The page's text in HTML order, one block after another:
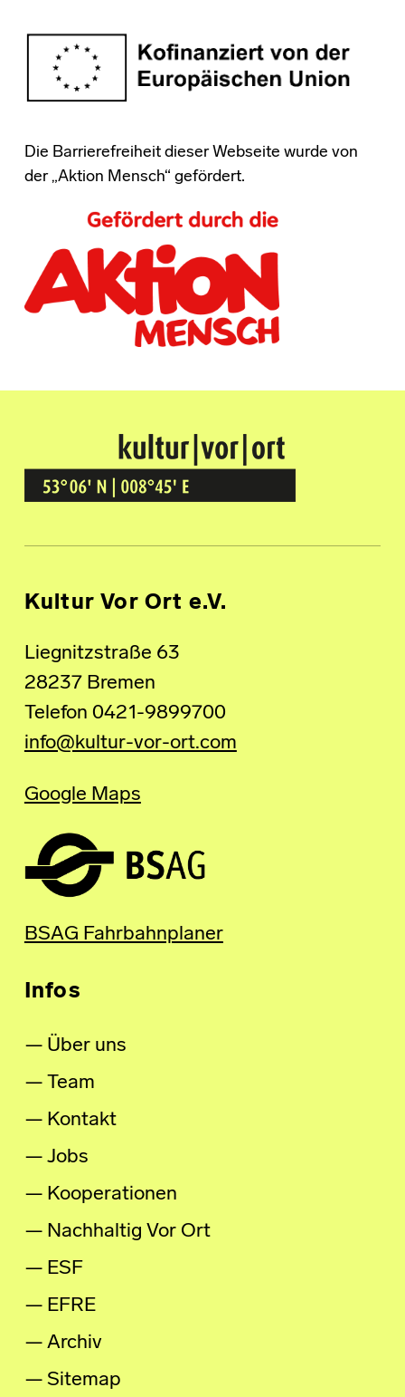
Die Barrierefreiheit dieser Webseite wurde von
der „Aktion Mensch“ gefördert.
Kultur Vor Ort
BREMEN GRÖPELINGEN
Kultur Vor Ort e.V.
Liegnitzstraße 63
28237 Bremen
Telefon 0421-9899700
info@kultur-vor-ort.com
Google Maps
BSAG Fahrbahnplaner
Infos
Über uns
Team
Kontakt
Jobs
Kooperationen
Nachhaltig Vor Ort
ESF
EFRE
Archiv
Sitemap